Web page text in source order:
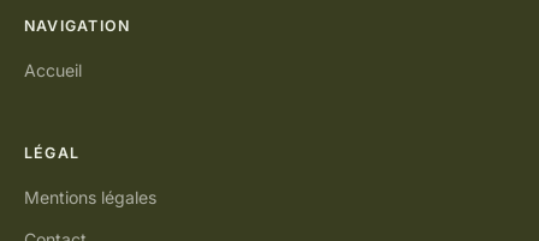
NAVIGATION
Accueil
LÉGAL
Mentions légales